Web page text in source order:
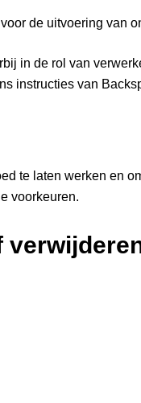
de uitvoering van
in de rol van
instructies van
te laten werken en
voorkeuren.